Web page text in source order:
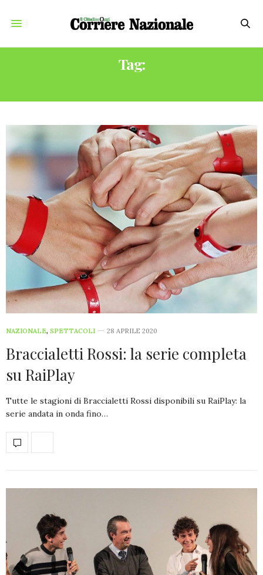
Tag:
NAZIONALE, SPETTACOLI 28 APRILE 2020
Braccialetti Rossi: la serie completa
su RaiPlay
Tutte le stagioni di Braccialetti Rossi disponibili su RaiPlay: la
serie andata in onda fino…